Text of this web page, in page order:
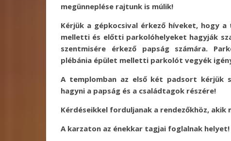
megünneplése rajtunk is múlik!
Kérjük a gépkocsival érkező híveket, hogy a
melletti és előtti parkolóhelyeket hagyják
szentmisére érkező papság számára.
plébánia épület melletti parkolót vegyék
A templomban az első két padsort kérjük
hagyni a papság és a családtagok részére!
Kérdéseikkel forduljanak a rendezőkhöz,
A karzaton az énekkar tagjai foglalnak helyet!